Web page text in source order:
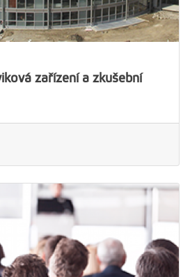
zařízení a zkušební